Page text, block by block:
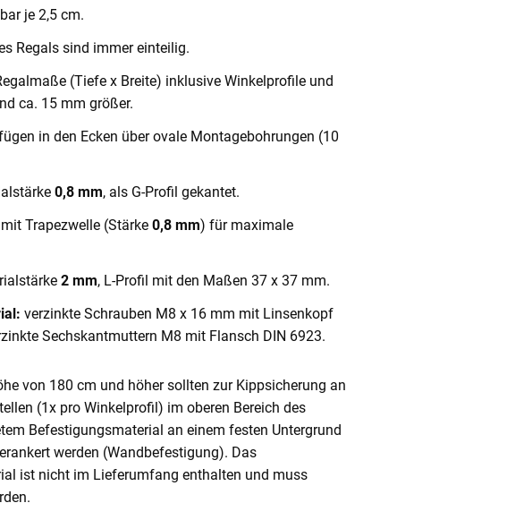
je 2,5 cm.
Regals sind immer einteilig.
(Tiefe x Breite) inklusive Winkelprofile und
ca. 15 mm größer.
in den Ecken über ovale Montagebohrungen (10
0,8 mm, als G-Profil gekantet.
Trapezwelle (Stärke 0,8 mm) für maximale
2 mm, L-Profil mit den Maßen 37 x 37 mm.
verzinkte Schrauben M8 x 16 mm mit Linsenkopf
Sechskantmuttern M8 mit Flansch DIN 6923.
von 180 cm und höher sollten zur Kippsicherung an
(1x pro Winkelprofil) im oberen Bereich des
Befestigungsmaterial an einem festen Untergrund
werden (Wandbefestigung). Das
ist nicht im Lieferumfang enthalten und muss